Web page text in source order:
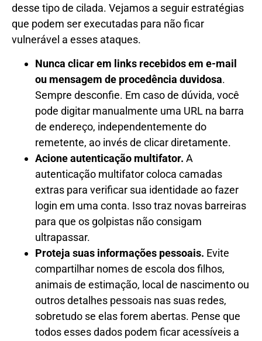
desse tipo de cilada. Vejamos a seguir estratégias
que podem ser executadas para não ficar
vulnerável a esses ataques.
Nunca clicar em links recebidos em e-mail
ou mensagem de procedência duvidosa.
Sempre desconfie. Em caso de dúvida, você
pode digitar manualmente uma URL na barra
de endereço, independentemente do
remetente, ao invés de clicar diretamente.
Acione autenticação multifator. A
autenticação multifator coloca camadas
extras para verificar sua identidade ao fazer
login em uma conta. Isso traz novas barreiras
para que os golpistas não consigam
ultrapassar.
Proteja suas informações pessoais. Evite
compartilhar nomes de escola dos filhos,
animais de estimação, local de nascimento ou
outros detalhes pessoais nas suas redes,
sobretudo se elas forem abertas. Pense que
todos esses dados podem ficar acessíveis a